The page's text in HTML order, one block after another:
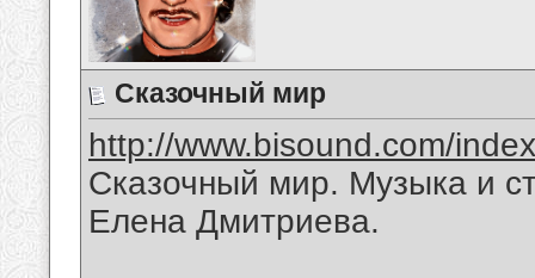
Сказочный мир
http://www.bisound.com/
Сказочный мир. Музыка и
Елена Дмитриева.